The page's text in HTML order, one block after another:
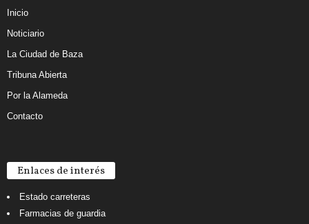
Inicio
Noticiario
La Ciudad de Baza
Tribuna Abierta
Por la Alameda
Contacto
Enlaces de interés
Estado carreteras
Farmacias de guardia